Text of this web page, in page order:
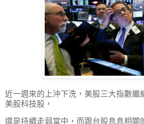
近一週來的上沖下洗，美股三大指數繼
美股科技股，
還是持續走弱當中，而跟台股息息相關